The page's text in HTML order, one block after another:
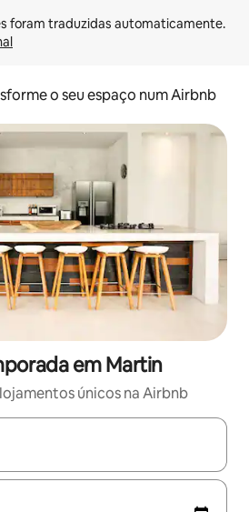
o seu espaço num Airbnb
em Martin
únicos na Airbnb
estiverem disponíveis, navegue com